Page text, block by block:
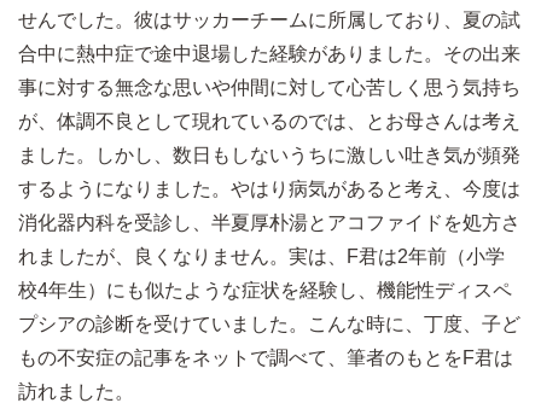
せんでした。彼はサッカーチームに所属しており、夏の試
合中に熱中症で途中退場した経験がありました。その出来
事に対する無念な思いや仲間に対して心苦しく思う気持ち
が、体調不良として現れているのでは、とお母さんは考え
ました。しかし、数日もしないうちに激しい吐き気が頻発
するようになりました。やはり病気があると考え、今度は
消化器内科を受診し、半夏厚朴湯とアコファイドを処方さ
れましたが、良くなりません。実は、F君は2年前（小学
校4年生）にも似たような症状を経験し、機能性ディスペ
プシアの診断を受けていました。こんな時に、丁度、子ど
もの不安症の記事をネットで調べて、筆者のもとをF君は
訪れました。